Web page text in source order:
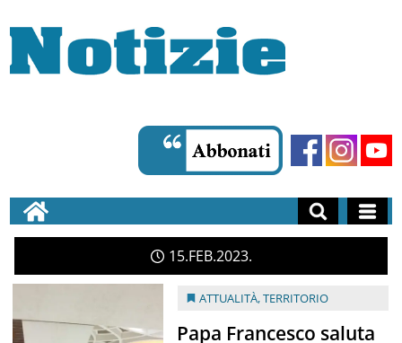
15 FEB 2023
ATTUALITÀ,TERRITORIO
Papa Francesco saluta